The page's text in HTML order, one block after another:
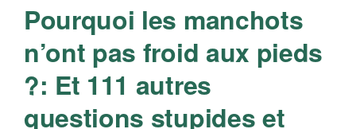
Pourquoi les manchots
n’ont pas froid aux pieds
?: Et 111 autres
questions stupides et